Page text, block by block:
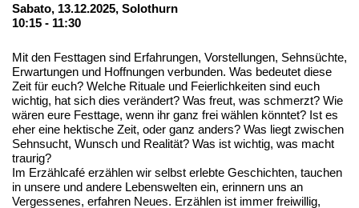
Sabato, 13.12.2025, Solothurn
10:15 - 11:30
Mit den Festtagen sind Erfahrungen, Vorstellungen, Sehnsüchte,
Erwartungen und Hoffnungen verbunden. Was bedeutet diese
Zeit für euch? Welche Rituale und Feierlichkeiten sind euch
wichtig, hat sich dies verändert? Was freut, was schmerzt? Wie
wären eure Festtage, wenn ihr ganz frei wählen könntet? Ist es
eher eine hektische Zeit, oder ganz anders? Was liegt zwischen
Sehnsucht, Wunsch und Realität? Was ist wichtig, was macht
traurig?
Im Erzählcafé erzählen wir selbst erlebte Geschichten, tauchen
in unsere und andere Lebenswelten ein, erinnern uns an
Vergessenes, erfahren Neues. Erzählen ist immer freiwillig,